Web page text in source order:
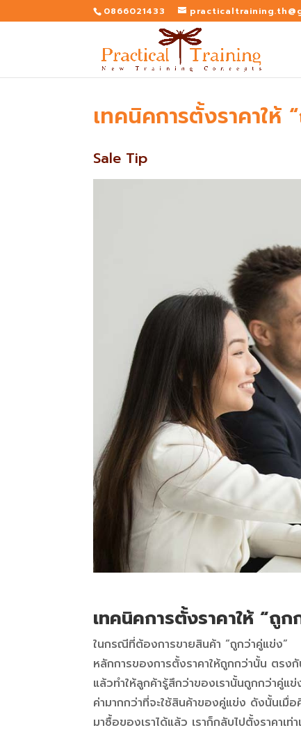
0866021433
เทคนิคการตั้งราคาให้
Sale Tip
เทคนิคการตั้งราคาให้ “ถู
ในกรณีที่ต้องการขายสินค้า “ถูกว่าคู่แข่ง”
หลักการของการตั้งราคาให้ถูกกว่านั้น ตร
แล้วทำให้ลูกค้ารู้สึกว่าของเรานั้นถูกกว่าคู่แ
ค่ามากกว่าที่จะใช้สินค้าของคู่แข่ง ดังนั้นเมื่
มาซื้อของเราได้แล้ว เราก็กลับไปตั้งราคาเท่